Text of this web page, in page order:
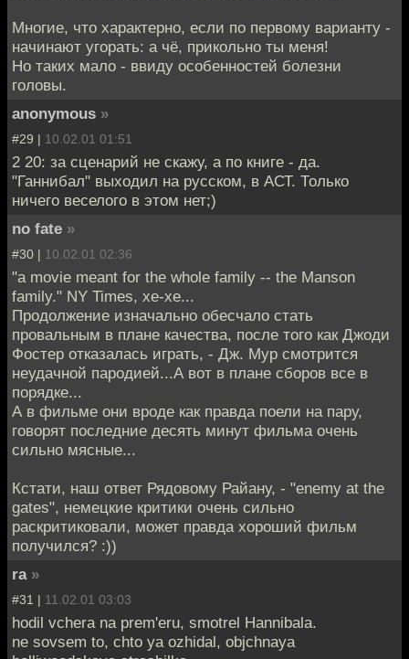
Многие, что характерно, если по первому варианту -
начинают угорать: а чё, прикольно ты меня!
Но таких мало - ввиду особенностей болезни
головы.
anonymous »
#29 | 10.02.01 01:51
2 20: за сценарий не скажу, а по книге - да.
"Ганнибал" выходил на русском, в АСТ. Только
ничего веселого в этом нет;)
no fate »
#30 | 10.02.01 02:36
"a movie meant for the whole family -- the Manson
family." NY Times, хе-хе...
Продолжение изначально обесчало стать
провальным в плане качества, после того как Джоди
Фостер отказалась играть, - Дж. Мур смотрится
неудачной пародией...А вот в плане сборов все в
порядке...
А в фильме они вроде как правда поели на пару,
говорят последние десять минут фильма очень
сильно мясные...
Кстати, наш ответ Рядовому Райану, - "enemy at the
gates", немецкие критики очень сильно
раскритиковали, может правда хороший фильм
получился? :))
ra »
#31 | 11.02.01 03:03
hodil vchera na prem'eru, smotrel Hannibala.
ne sovsem to, chto ya ozhidal, objchnaya